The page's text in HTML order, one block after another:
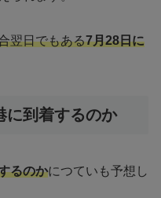
翌日でもある7月28日に
に到着するのか
るのかにつていも予想し